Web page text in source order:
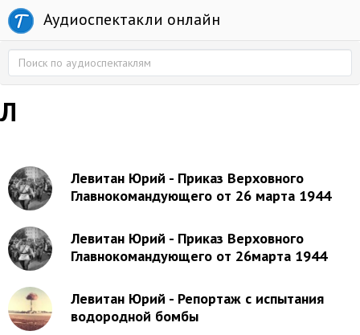
Аудиоспектакли онлайн
Л
Левитан Юрий - Приказ Верховного
Главнокомандующего от 26 марта 1944
Левитан Юрий - Приказ Верховного
Главнокомандующего от 26марта 1944
Левитан Юрий - Репортаж с испытания
водородной бомбы